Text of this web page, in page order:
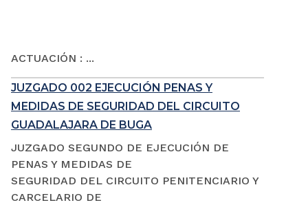
ACTUACIÓN : ...
JUZGADO 002 EJECUCIÓN PENAS Y
MEDIDAS DE SEGURIDAD DEL CIRCUITO
GUADALAJARA DE BUGA
JUZGADO SEGUNDO DE EJECUCIÓN DE
PENAS Y MEDIDAS DE
SEGURIDAD DEL CIRCUITO PENITENCIARIO Y
CARCELARIO DE